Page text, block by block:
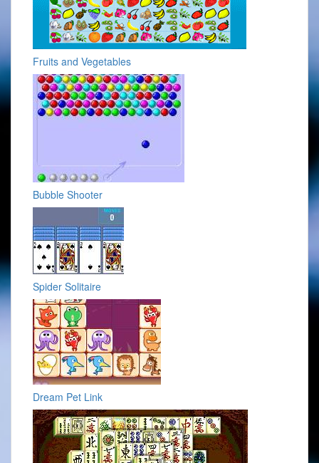
Fruits and Vegetables
Bubble Shooter
Spider Solitaire
Dream Pet Link